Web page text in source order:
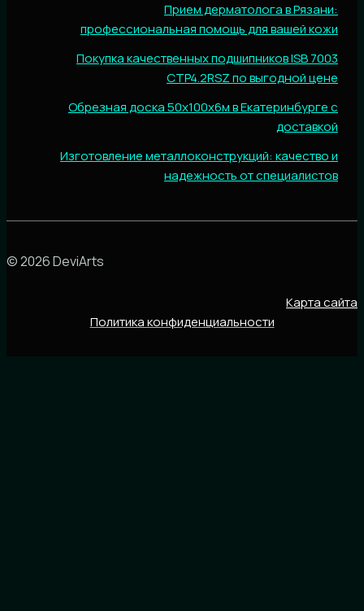
Прием дерматолога в Рязани:
профессиональная помощь для вашей кожи
Покупка качественных подшипников ISB 7003
CTP4.2RSZ по выгодной цене
Обрезная доска 50х100х6м в Екатеринбурге с
доставкой
Изготовление металлоконструкций: качество и
надежность от специалистов
© 2026 DeviArts
Карта сайта
Политика конфиденциальности